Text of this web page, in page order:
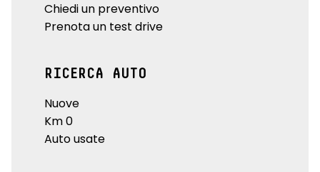
Chiedi un preventivo
Prenota un test drive
RICERCA AUTO
Nuove
Km 0
Auto usate